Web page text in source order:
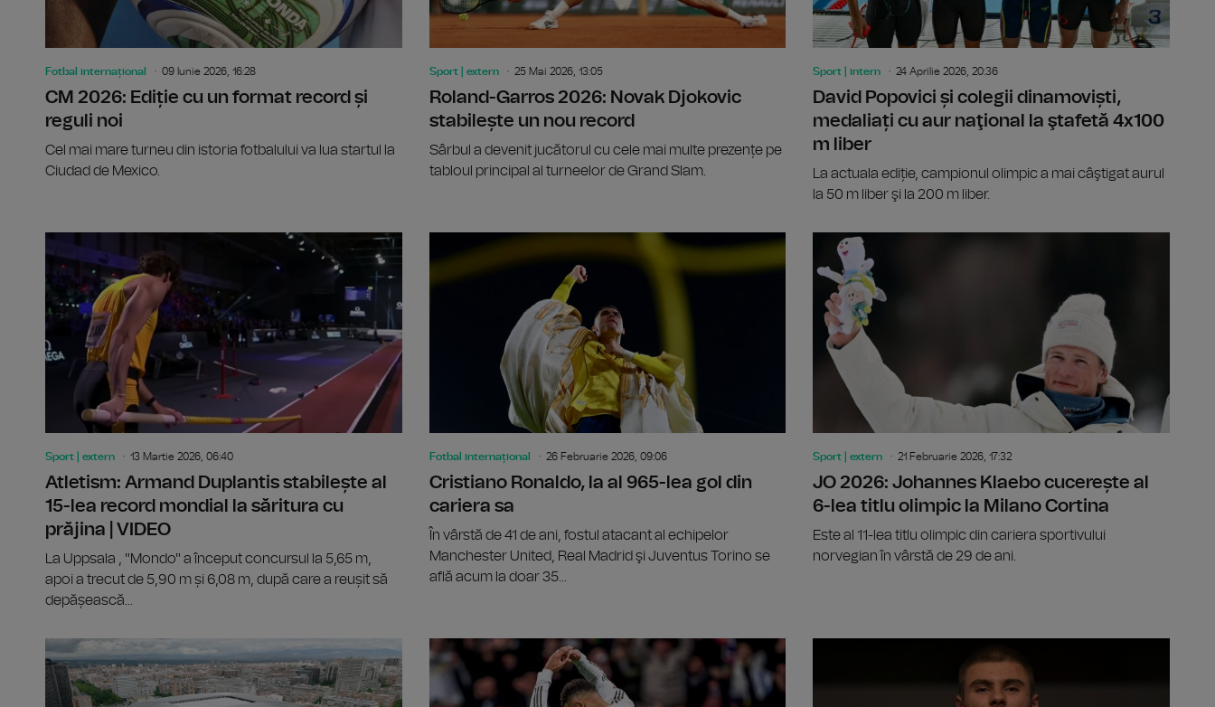
Fotbal internațional 09 Iunie 2026, 16:28
CM 2026: Ediție cu un format record și
reguli noi
Cel mai mare turneu din istoria fotbalului va lua startul la
Ciudad de Mexico.
Sport | extern 25 Mai 2026, 13:05
Roland-Garros 2026: Novak Djokovic
stabilește un nou record
Sârbul a devenit jucătorul cu cele mai multe prezențe pe
tabloul principal al turneelor de Grand Slam.
Sport | intern 24 Aprilie 2026, 20:36
David Popovici și colegii dinamoviști,
medaliați cu aur naţional la ştafetă 4x100
m liber
La actuala ediție, campionul olimpic a mai câştigat aurul
la 50 m liber şi la 200 m liber.
Sport | extern 13 Martie 2026, 06:40
Atletism: Armand Duplantis stabilește al
15-lea record mondial la săritura cu
prăjina | VIDEO
La Uppsala , "Mondo" a început concursul la 5,65 m,
apoi a trecut de 5,90 m și 6,08 m, după care a reușit să
depășească...
Atletism: Armand Duplantis stabilește al 15-lea record mondial la
Fotbal internațional 26 Februarie 2026, 09:06
Cristiano Ronaldo, la al 965-lea gol din
cariera sa
În vârstă de 41 de ani, fostul atacant al echipelor
Manchester United, Real Madrid şi Juventus Torino se
află acum la doar 35...
Sport | extern 21 Februarie 2026, 17:32
JO 2026: Johannes Klaebo cucerește al
6-lea titlu olimpic la Milano Cortina
Este al 11-lea titlu olimpic din cariera sportivului
norvegian în vârstă de 29 de ani.
Cele mai bogate cluburi de fotbal au atins venituri record de 12,4